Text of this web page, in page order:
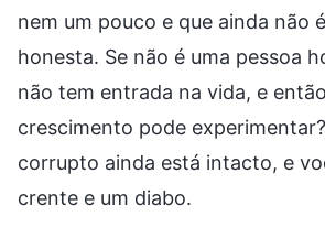
nem um pouco e que ainda não
honesta. Se não é uma pessoa
não tem entrada na vida, e
crescimento pode
corrupto ainda está intacto, e
crente e um diabo.